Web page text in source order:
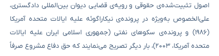
اصول تثبیت‌شده‌ی حقوقی و رویه‌ی قضایی دیوان بین‌المللی دادگستری،
علی‌الخصوص به‌ویژه در پرونده‌ی نیکاراگوئه علیه ایالات متحده آمریکا
(۱۹۸۶) و پرونده‌ی سکوهای نفتی (جمهوری اسلامی ایران علیه ایالات
متحده آمریکا، ۲۰۰۳)، بار دیگر تصریح می‌نمایند که حق دفاع مشروع صرفاً